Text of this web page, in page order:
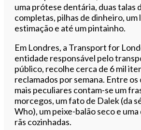
uma prótese dentária, duas talas
completas, pilhas de dinheiro, um
estimação e até um pintainho.
Em Londres, a Transport for
entidade responsável pelo
público, recolhe cerca de 6 mil
reclamados por semana. Entre
mais peculiares contam-se um
morcegos, um fato de Dalek (da
Who), um peixe-balão seco e uma
rãs cozinhadas.